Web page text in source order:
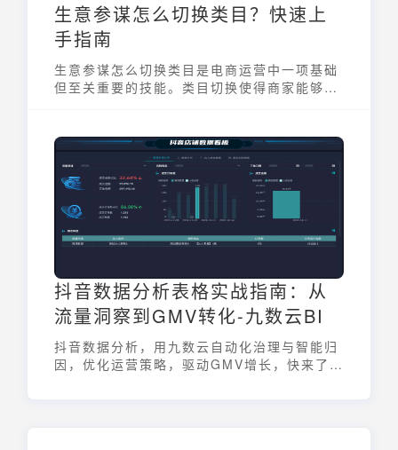
生意参谋怎么切换类目？快速上
手指南
生意参谋怎么切换类目是电商运营中一项基础
但至关重要的技能。类目切换使得商家能够更
可以有效提升店铺的流量和转化率，为店铺带
来更多商机。掌握类目切换方法，是电商运营
者进行精细化运营的必备技能。
抖音数据分析表格实战指南：从
流量洞察到GMV转化-九数云BI
抖音数据分析，用九数云自动化治理与智能归
因，优化运营策略，驱动GMV增长，快来了解